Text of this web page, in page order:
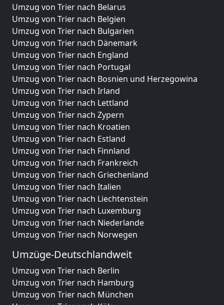
Umzug von Trier nach Belarus
Umzug von Trier nach Belgien
Umzug von Trier nach Bulgarien
Umzug von Trier nach Dänemark
Umzug von Trier nach England
Umzug von Trier nach Portugal
Umzug von Trier nach Bosnien und Herzegowina
Umzug von Trier nach Irland
Umzug von Trier nach Lettland
Umzug von Trier nach Zypern
Umzug von Trier nach Kroatien
Umzug von Trier nach Estland
Umzug von Trier nach Finnland
Umzug von Trier nach Frankreich
Umzug von Trier nach Griechenland
Umzug von Trier nach Italien
Umzug von Trier nach Liechtenstein
Umzug von Trier nach Luxemburg
Umzug von Trier nach Niederlande
Umzug von Trier nach Norwegen
Umzüge-Deutschlandweit
Umzug von Trier nach Berlin
Umzug von Trier nach Hamburg
Umzug von Trier nach München